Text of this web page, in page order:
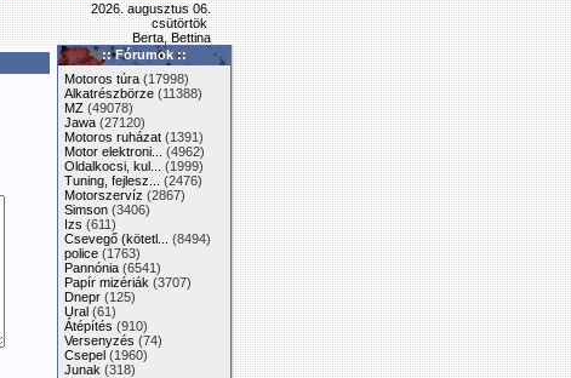
2026. augusztus 06.
csütörtök
Berta, Bettina
:: Fórumok ::
Motoros túra(17998)
Alkatrészbörze(11388)
MZ(49078)
Jawa(27120)
Motoros ruházat(1391)
Motor elektroni...
(4962)
Oldalkocsi, kul...
(1999)
Tuning, fejlesz...
(2476)
Motorszervíz (2867)
Simson(3406)
Izs (611)
Csevegő (kötetl...
(8494)
police(1763)
Pannónia(6541)
Papír mizériák (3707)
Dnepr(125)
Ural(61)
Átépítés (910)
Versenyzés (74)
Csepel(1960)
Junak (318)